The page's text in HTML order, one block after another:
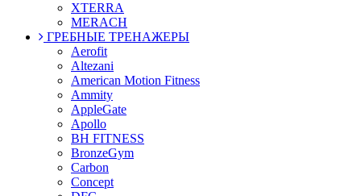
XTERRA
MERACH
ГРЕБНЫЕ ТРЕНАЖЕРЫ
Aerofit
Altezani
American Motion Fitness
Ammity
AppleGate
Apollo
BH FITNESS
BronzeGym
Carbon
Concept